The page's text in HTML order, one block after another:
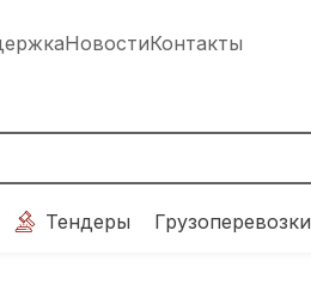
НовостиКонтакты
Тендеры Грузоперевозки